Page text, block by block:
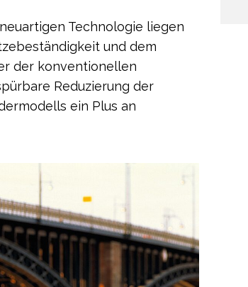
Technologie liegen
und dem
der konventionellen
Reduzierung der
ein Plus an